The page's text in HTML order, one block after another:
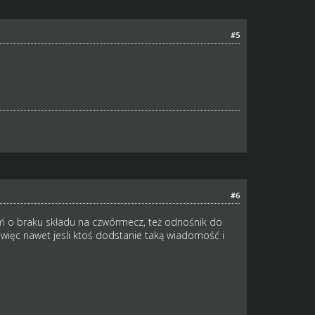
#5
#6
braku składu na czwórmecz, też odnośnik do
nawet jesli ktoś dodstanie taką wiadomość i